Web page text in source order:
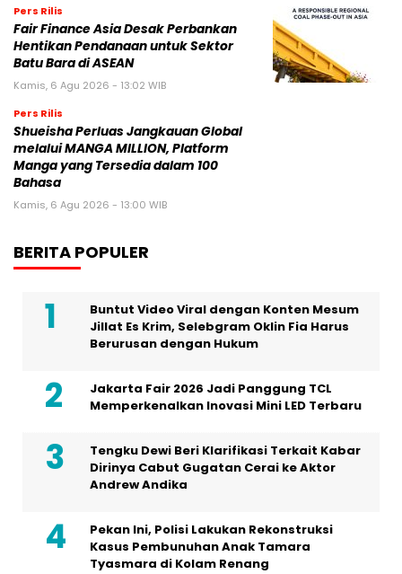
Pers Rilis
Fair Finance Asia Desak Perbankan
Hentikan Pendanaan untuk Sektor
Batu Bara di ASEAN
Kamis, 6 Agu 2026 - 13:02 WIB
Pers Rilis
Shueisha Perluas Jangkauan Global
melalui MANGA MILLION, Platform
Manga yang Tersedia dalam 100
Bahasa
Kamis, 6 Agu 2026 - 13:00 WIB
BERITA POPULER
Buntut Video Viral dengan Konten Mesum
Jillat Es Krim, Selebgram Oklin Fia Harus
Berurusan dengan Hukum
Jakarta Fair 2026 Jadi Panggung TCL
Memperkenalkan Inovasi Mini LED Terbaru
Tengku Dewi Beri Klarifikasi Terkait Kabar
Dirinya Cabut Gugatan Cerai ke Aktor
Andrew Andika
Pekan Ini, Polisi Lakukan Rekonstruksi
Kasus Pembunuhan Anak Tamara
Tyasmara di Kolam Renang